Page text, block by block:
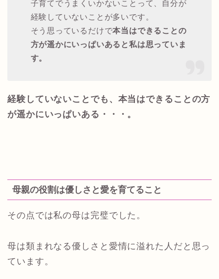
子育てでうまくいかないことって、自分が
経験していないことが多いです。
そう思っているだけで本当はできることの
方が遥かにいっぱいあると私は思っていま
す。
経験していないことでも、本当はできることの方
が遥かにいっぱいある・・・。
母親の役割は優しさと愛を育てること
その点では私の母は完璧でした。
母は類まれなる優しさと愛情に溢れた人だと思っ
ています。